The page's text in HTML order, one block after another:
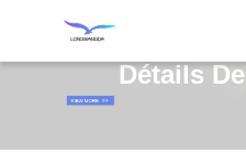
Détails